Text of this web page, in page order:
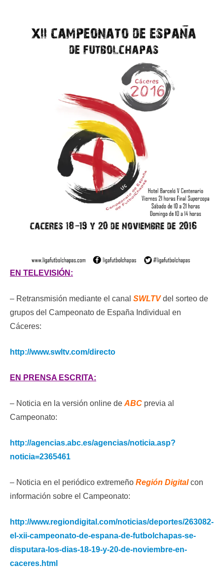
EN TELEVISIÓN:
– Retransmisión mediante el canal SWLTVdel sorteo de
grupos del Campeonato de España Individual en
Cáceres:
http://www.swltv.com/directo
EN PRENSA ESCRITA:
– Noticia en la versión online de ABC previa al
Campeonato:
http://agencias.abc.es/agencias/noticia.asp?
noticia=2365461
– Noticia en el periódico extremeño Región Digitalcon
información sobre el Campeonato:
http://www.regiondigital.com/noticias/deportes/263082-
el-xii-campeonato-de-espana-de-futbolchapas-se-
disputara-los-dias-18-19-y-20-de-noviembre-en-
caceres.html